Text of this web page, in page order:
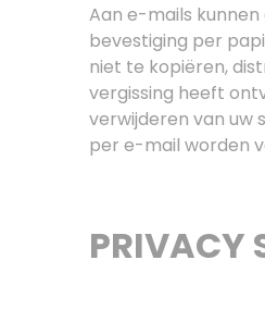
Aan e-mails
bevestiging per
niet te kopiëren,
vergissing heeft
verwijderen van uw
per e-mail worden
PRIVACY